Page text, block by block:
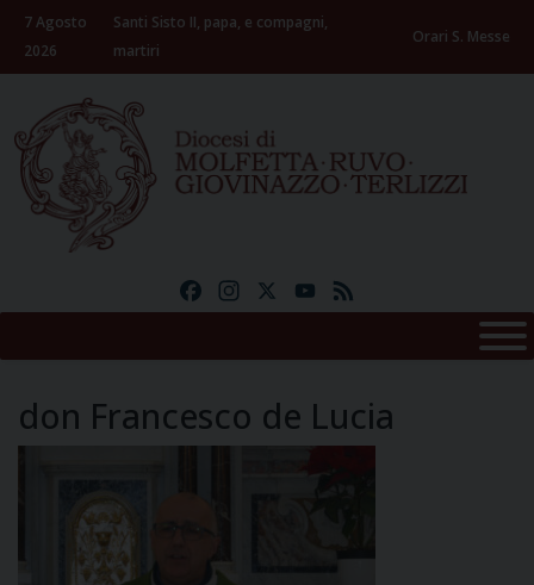
Skip
content
7 Agosto
2026
Santi Sisto II, papa, e compagni,
martiri
Orari S. Messe
FacebookInstagramYouTube
don Francesco de Lucia